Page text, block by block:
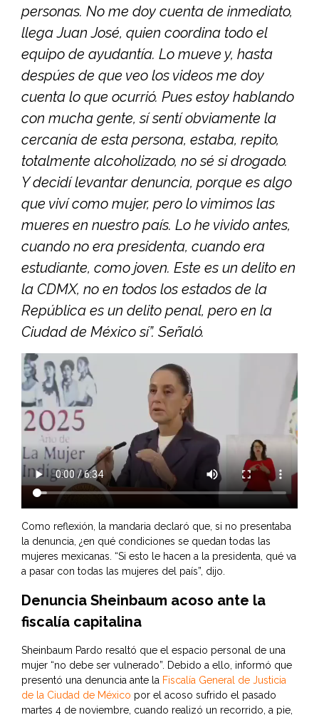
personas. No me doy cuenta de inmediato,
llega Juan José, quien coordina todo el
equipo de ayudantía. Lo mueve y, hasta
despúes de que veo los videos me doy
cuenta lo que ocurrió. Pues estoy hablando
con mucha gente, sí sentí obviamente la
cercanía de esta persona, estaba, repito,
totalmente alcoholizado, no sé si drogado.
Y decidí levantar denuncia, porque es algo
que viví como mujer, pero lo vimimos las
mueres en nuestro país. Lo he vivido antes,
cuando no era presidenta, cuando era
estudiante, como joven. Este es un delito en
la CDMX, no en todos los estados de la
República es un delito penal, pero en la
Ciudad de México sí”. Señaló.
Como reflexión, la mandaria declaró que, si no presentaba
la denuncia, ¿en qué condiciones se quedan todas las
mujeres mexicanas. “Si esto le hacen a la presidenta, qué va
a pasar con todas las mujeres del país”, dijo.
Denuncia Sheinbaum acoso ante la
fiscalía capitalina
Sheinbaum Pardo resaltó que el espacio personal de una
mujer “no debe ser vulnerado”. Debido a ello, informó que
presentó una denuncia ante la Fiscalía General de Justicia
de la Ciudad de México por el acoso sufrido el pasado
martes 4 de noviembre, cuando realizó un recorrido, a pie,